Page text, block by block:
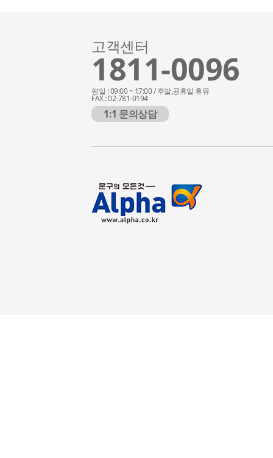
고객센터
1811-0096
평일 : 09:00 ~ 17:00 / 주말,공휴일 휴뮤
FAX : 02-781-0194
1:1 문의상담